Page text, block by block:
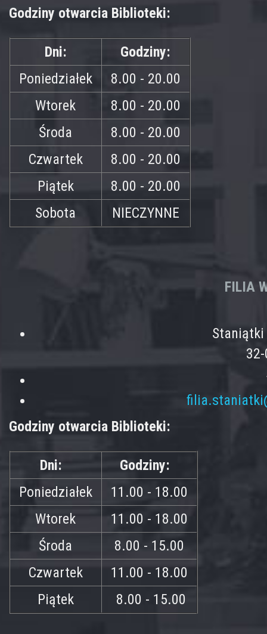
Godziny otwarcia Biblioteki:
Dni:
Godziny:
Poniedziałek
8.00 - 20.00
Wtorek
8.00 - 20.00
Środa
8.00 - 20.00
Czwartek
8.00 - 20.00
Piątek
8.00 - 20.00
Sobota
NIECZYNNE
FILIA
Godziny otwarcia Biblioteki:
Dni:
Godziny:
Poniedziałek
11.00 - 18.00
Wtorek
11.00 - 18.00
Środa
8.00 - 15.00
Czwartek
11.00 - 18.00
Piątek
8.00 - 15.00